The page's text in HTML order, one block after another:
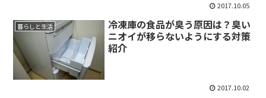
2017.10.05
暮らしと生活
冷凍庫の食品が臭う原因は？臭い
ニオイが移らないようにする対策
紹介
2017.10.02